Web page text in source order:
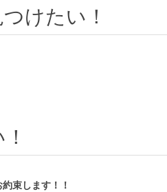
けたい！
束します！！